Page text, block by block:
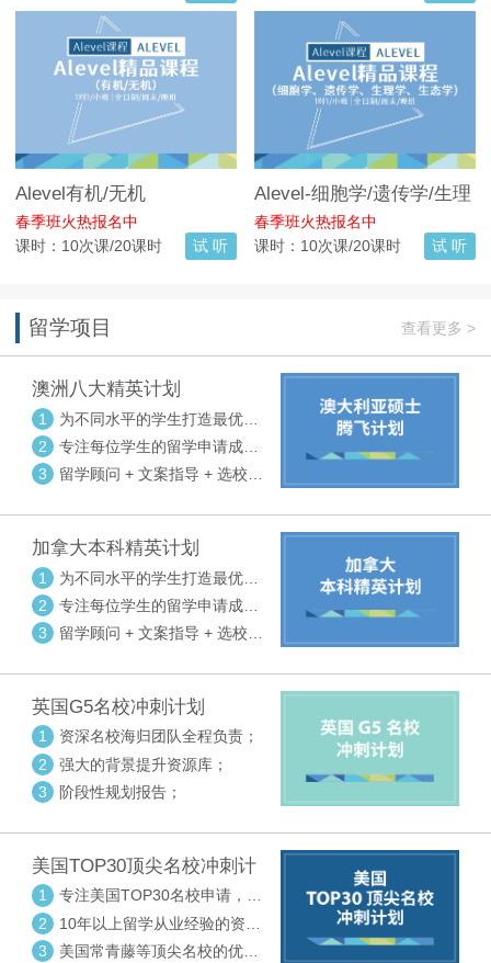
Alevel有机/无机
春季班火热报名中
课时：10次课/20课时
试 听
Alevel-细胞学/遗传学/生理
学/生态学
春季班火热报名中
课时：10次课/20课时
试 听
留学项目 查看更多 >
澳洲八大精英计划
1
为不同水平的学生打造最优选
校方案
2
专注每位学生的留学申请成功
率
3
留学顾问 + 文案指导 + 选校申
加拿大本科精英计划
1
为不同水平的学生打造最优选
校方案
2
专注每位学生的留学申请成功
率
3
留学顾问 + 文案指导 + 选校申
英国G5名校冲刺计划
1
资深名校海归团队全程负责；
2
强大的背景提升资源库；
3
阶段性规划报告；
美国TOP30顶尖名校冲刺计
划
1
专注美国TOP30名校申请，高
度个性化指导
2
10年以上留学从业经验的资深
中方顾问
3
美国常青藤等顶尖名校的优秀